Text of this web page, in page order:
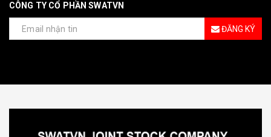
CÔNG TY CỔ PHẦN SWATVN
ĐĂNG KÝ